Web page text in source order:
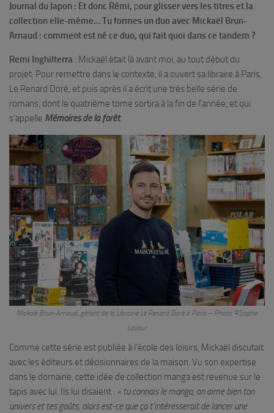
Journal du Japon : Et donc Rémi, pour glisser vers les titres et la
collection elle-même… Tu formes un duo avec Mickaël Brun-
Arnaud : comment est né ce duo, qui fait quoi dans ce tandem ?
Remi Inghilterra : Mickaël était là avant moi, au tout début du
projet. Pour remettre dans le contexte, il a ouvert sa libraire à Paris,
Le Renard Doré, et puis après il a écrit une très belle série de
romans, dont le quatrième tome sortira à la fin de l’année, et qui
s’appelle Mémoires de la forêt.
Mickaël Brun-Arnaud, gérant de la Librairie Le Renard Doré à Paris – Photo ©Sophie
Lavaur
Comme cette série est publiée à l’école des loisirs, Mickaël discutait
avec les éditeurs et décisionnaires de la maison. Vu son expertise
dans le domaine, cette idée de collection manga est revenue sur le
tapis avec lui. Ils lui disaient : « tu connais le manga, on aime bien ton
univers et tes goûts, alors est-ce que ça t’intéresserait de lancer une